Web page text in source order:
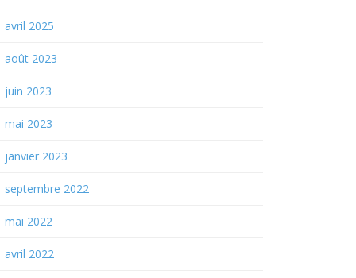
avril 2025
août 2023
juin 2023
mai 2023
janvier 2023
septembre 2022
mai 2022
avril 2022